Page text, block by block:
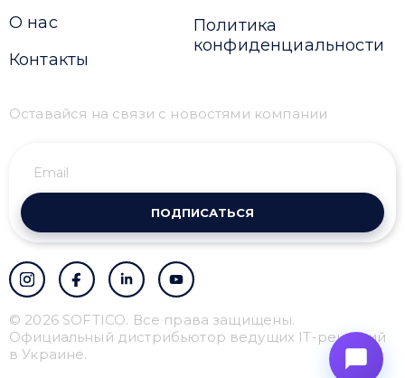
О нас
Контакты
Политика
конфиденциальности
Оставайся на связи с новостями компании
ПОДПИСАТЬСЯ
© 2026 SOFTICO. Все права защищены.
Официальный дистрибьютор ведущих IT-решений
в Украине.